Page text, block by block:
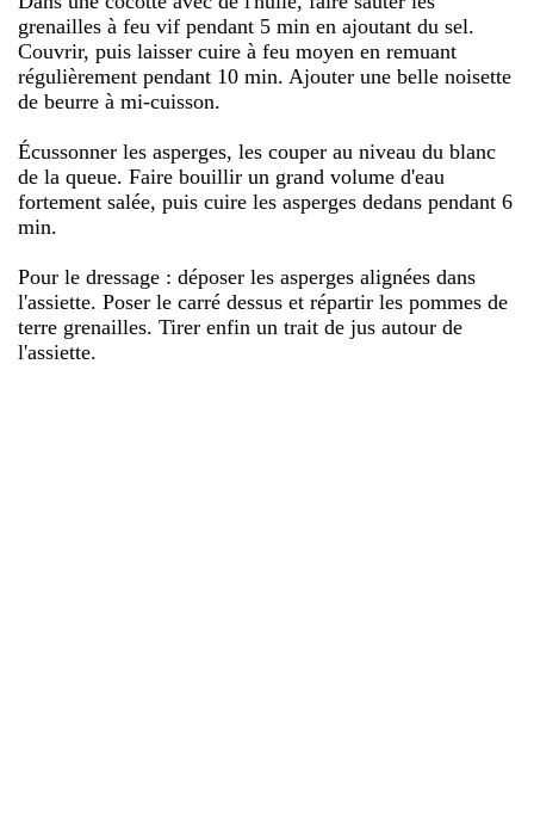
grenailles à feu vif pendant 5 min en ajoutant du sel.
Couvrir, puis laisser cuire à feu moyen en remuant
régulièrement pendant 10 min. Ajouter une belle noisette
de beurre à mi-cuisson.
Écussonner les asperges, les couper au niveau du blanc
de la queue. Faire bouillir un grand volume d'eau
fortement salée, puis cuire les asperges dedans pendant 6
min.
Pour le dressage : déposer les asperges alignées dans
l'assiette. Poser le carré dessus et répartir les pommes de
terre grenailles. Tirer enfin un trait de jus autour de
l'assiette.